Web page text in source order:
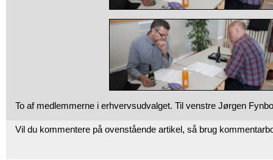
To af medlemmerne i erhvervsudvalget. Til venstre Jørgen
Vil du kommentere på ovenstående artikel, så brug